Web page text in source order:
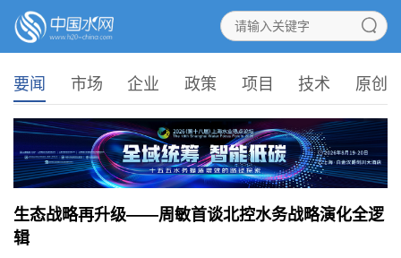
要闻 市场 企业 政策 项目 技术 原创
生态战略再升级——周敏首谈北控水务战略演化全逻
辑